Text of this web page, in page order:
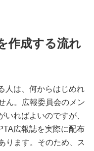
作成する流れ
人は、何からはじめれ
ん。広報委員会のメン
ればよいのですが、
広報誌を実際に配布
ります。そのため、ス